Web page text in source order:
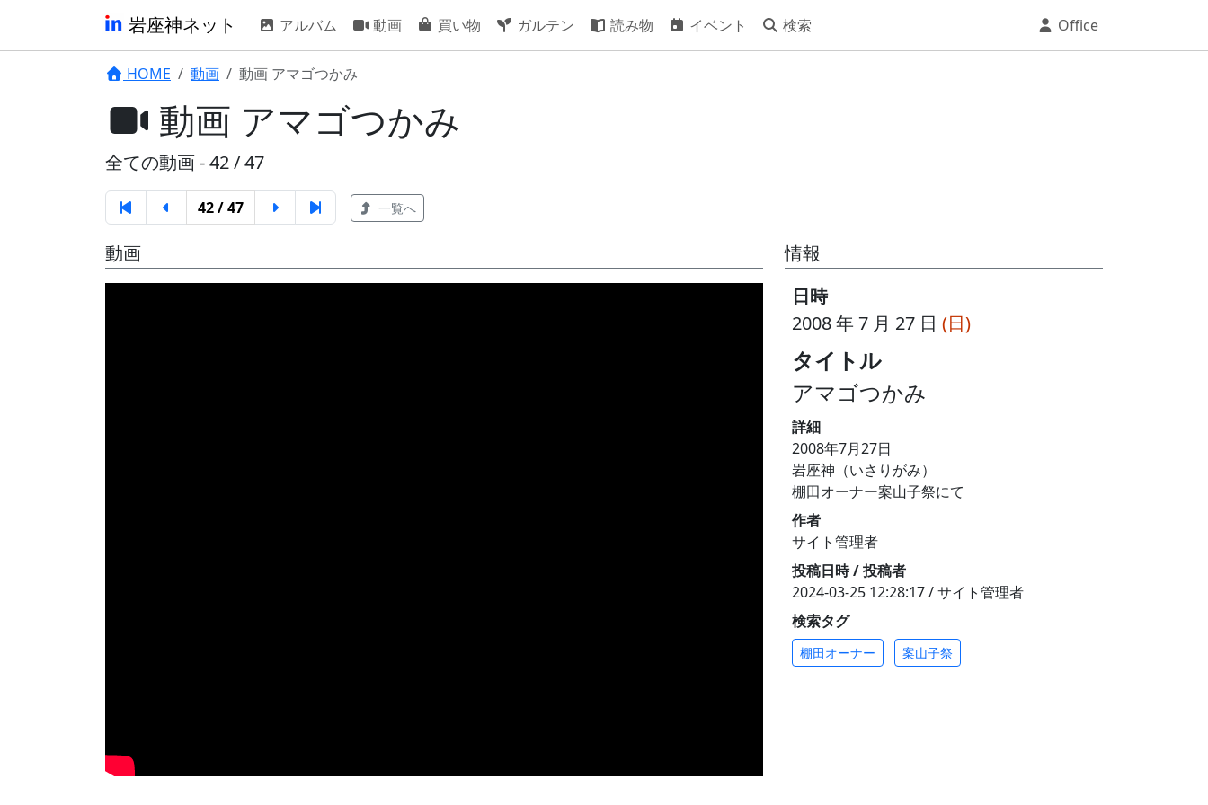
岩座神ネット アルバム 動画 買い物 ガルテン 読み物 イベント 検索 Office
HOME 動画 動画 アマゴつかみ
動画 アマゴつかみ
全ての動画 - 42 / 47
42 / 47 一覧へ
動画
情報
日時
2008 年 7 月 27 日 (日)
タイトル
アマゴつかみ
詳細
2008年7月27日
岩座神（いさりがみ）
棚田オーナー案山子祭にて
作者
サイト管理者
投稿日時 / 投稿者
2024-03-25 12:28:17 / サイト管理者
検索タグ
棚田オーナー 案山子祭